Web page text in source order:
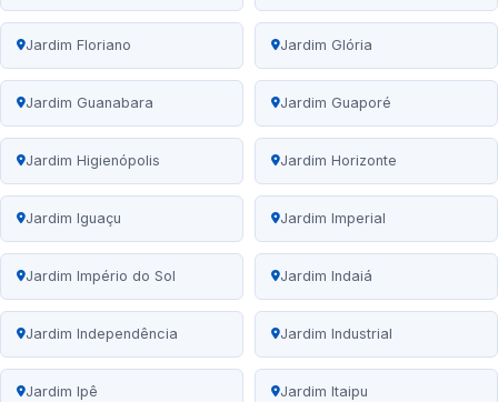
Jardim Floriano Jardim Glória
Jardim Guanabara Jardim Guaporé
Jardim Higienópolis Jardim Horizonte
Jardim Iguaçu Jardim Imperial
Jardim Império do Sol Jardim Indaiá
Jardim Independência Jardim Industrial
Jardim Ipê Jardim Itaipu